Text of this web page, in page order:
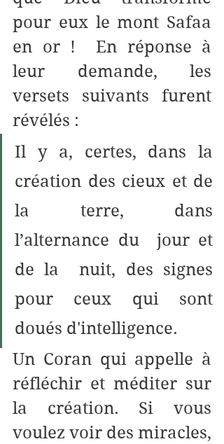
pour eux le mont Safaa
en or !  En réponse à
leur demande, les
versets suivants furent
révélés :
Il y a, certes, dans la
création des cieux et de
la terre, dans
l’alternance du  jour et
de la  nuit, des signes
pour ceux qui sont
doués d'intelligence.
Un Coran qui appelle à
réfléchir et méditer sur
la création. Si vous
voulez voir des miracles,